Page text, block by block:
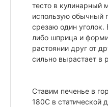
тесто в кулинарный
использую обычный
срезаю один
либо шприца и
растоянии друг от
сильно вырастает в
Ставим печенье в
180С в статической